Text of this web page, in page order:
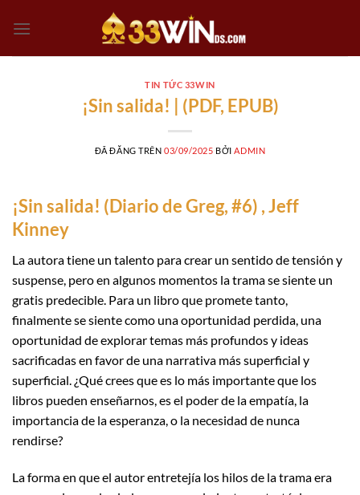
đến
TIN TỨC 33WIN
¡Sin salida! | (PDF, EPUB)
ĐÃ ĐĂNG TRÊN03/09/2025 BỞI ADMIN
¡Sin salida! (Diario de Greg, #6) , Jeff
Kinney
La autora tiene un talento para crear un sentido de tensión y
suspense, pero en algunos momentos la trama se siente un
gratis predecible. Para un libro que promete tanto,
finalmente se siente como una oportunidad perdida, una
oportunidad de explorar temas más profundos y ideas
sacrificadas en favor de una narrativa más superficial y
superficial. ¿Qué crees que es lo más importante que los
libros pueden enseñarnos, es el poder de la empatía, la
importancia de la esperanza, o la necesidad de nunca
rendirse?
La forma en que el autor entretejía los hilos de la trama era